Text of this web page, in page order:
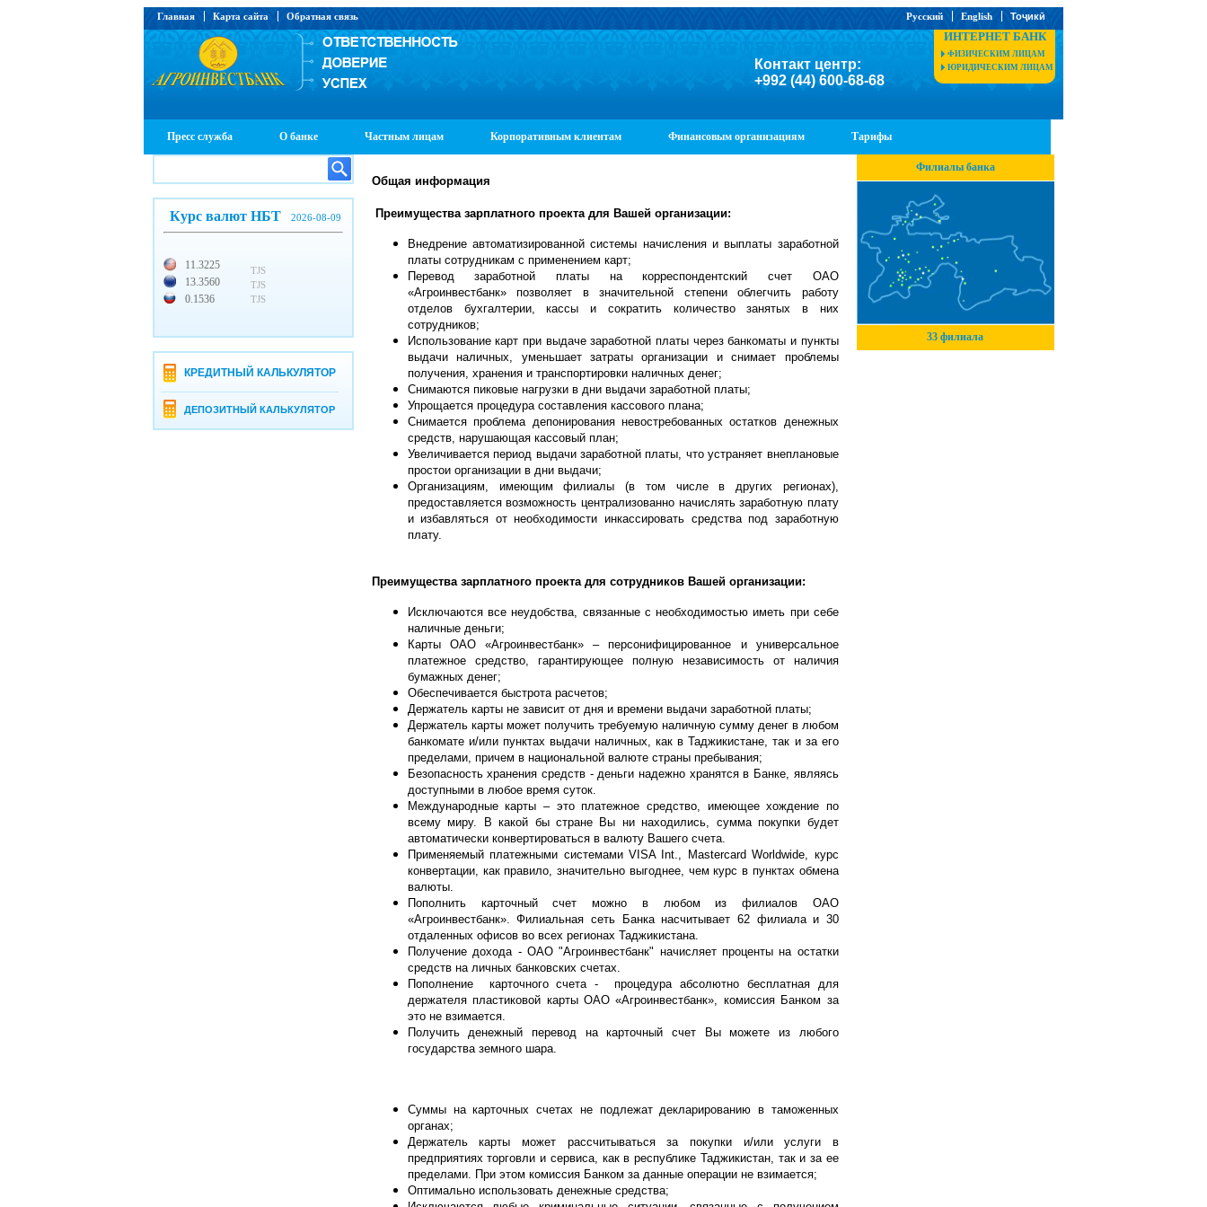
Главная Карта сайта Обратная связь Русский English Тоҷикӣ
Контакт центр:
+992 (44) 600-68-68
ИНТЕРНЕТ БАНК
ФИЗИЧЕСКИМ ЛИЦАМ
ЮРИДИЧЕСКИМ ЛИЦАМ
Пресс служба О банке Частным лицам Корпоративным клиентам Финансовым организациям Тарифы
Курс валют НБТ 2026-08-09
11.3225
13.3560
0.1536
TJS
TJS
TJS
КРЕДИТНЫЙ КАЛЬКУЛЯТОР
ДЕПОЗИТНЫЙ КАЛЬКУЛЯТОР
Общая информация
Преимущества зарплатного проекта для Вашей организации:
Внедрение автоматизированной системы начисления и выплаты заработной
платы сотрудникам с применением карт;
Перевод заработной платы на корреспондентский счет ОАО
«Агроинвестбанк» позволяет в значительной степени облегчить работу
отделов бухгалтерии, кассы и сократить количество занятых в них
сотрудников;
Использование карт при выдаче заработной платы черезбанкоматы и пункты
выдачи наличных, уменьшает затраты организации и снимает проблемы
получения, хранения и транспортировки наличных денег;
Снимаются пиковые нагрузки в дни выдачи заработной платы;
Упрощается процедура составления кассового плана;
Снимается проблема депонирования невостребованных остатков денежных
средств, нарушающая кассовый план;
Увеличивается период выдачи заработной платы, что устраняет внеплановые
простои организации в дни выдачи;
Организациям, имеющим филиалы (в том числе в других регионах),
предоставляется возможность централизованно начислять заработную плату
и избавляться от необходимости инкассировать средства под заработную
плату.
Преимущества зарплатного проекта для сотрудников Вашей организации:
Исключаются все неудобства, связанные с необходимостью иметь при себе
наличные деньги;
Карты ОАО «Агроинвестбанк» – персонифицированное и универсальное
платежное средство, гарантирующее полную независимость от наличия
бумажных денег;
Обеспечивается быстрота расчетов;
Держатель карты не зависит от дня и времени выдачи заработной платы;
Держатель карты может получить требуемую наличную сумму денег в любом
банкомате и/или пунктах выдачи наличных, как в Таджикистане, так и за его
пределами, причем в национальной валюте страны пребывания;
Безопасность хранения средств - деньги надежно хранятся в Банке, являясь
доступными в любое время суток.
Международные карты – это платежное средство, имеющее хождение по
всему миру. В какой бы стране Вы ни находились, сумма покупки будет
автоматически конвертироваться в валюту Вашего счета.
Применяемый платежными системами VISA Int., Mastercard Worldwide, курс
конвертации, как правило, значительно выгоднее, чем курс в пунктах обмена
валюты.
Пополнить карточный счет можно в любом из филиалов ОАО
«Агроинвестбанк». Филиальная сеть Банка насчитывает 62 филиала и 30
отдаленных офисов во всех регионах Таджикистана.
Получение дохода - ОАО "Агроинвестбанк" начисляет проценты на остатки
средств на личных банковских счетах.
Пополнение карточного счета - процедура абсолютно бесплатная для
держателя пластиковой карты ОАО «Агроинвестбанк», комиссия Банком за
это не взимается.
Получить денежный перевод на карточный счет Вы можете из любого
государства земного шара.
Суммы на карточных счетах не подлежат декларированию в таможенных
органах;
Держатель карты может рассчитываться за покупки и/или услуги в
предприятиях торговли и сервиса, как в республике Таджикистан, так и за ее
пределами. При этом комиссия Банком за данные операции не взимается;
Оптимально использовать денежные средства;
Филиалы банка
33 филиала